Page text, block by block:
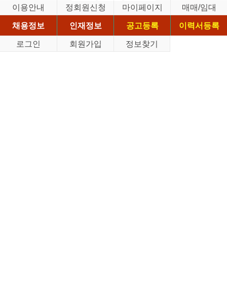
이용안내 정회원신청 마이페이지
매매/임대
채용정보
인재정보 공고등록
이력서등록
로그인
회원가입 정보찾기